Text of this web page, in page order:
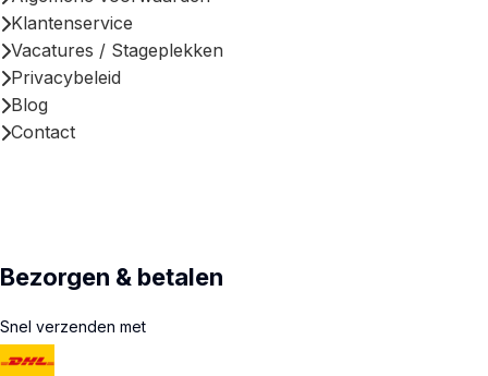
Klantenservice
Vacatures / Stageplekken
Privacybeleid
Blog
Contact
Bezorgen & betalen
Snel verzenden met